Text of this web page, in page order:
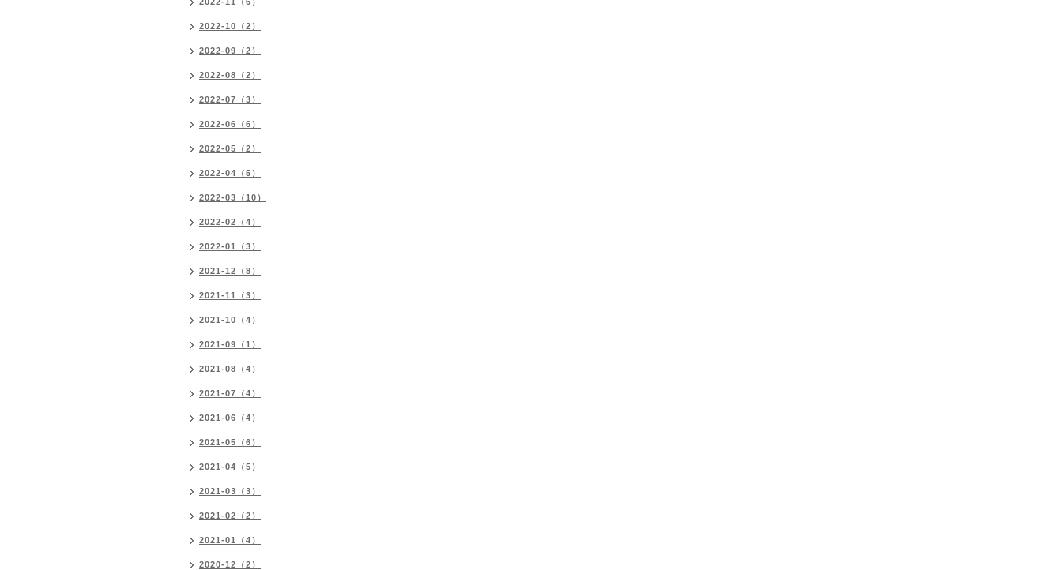
2022-10（2）
2022-09（2）
2022-08（2）
2022-07（3）
2022-06（6）
2022-05（2）
2022-04（5）
2022-03（10）
2022-02（4）
2022-01（3）
2021-12（8）
2021-11（3）
2021-10（4）
2021-09（1）
2021-08（4）
2021-07（4）
2021-06（4）
2021-05（6）
2021-04（5）
2021-03（3）
2021-02（2）
2021-01（4）
2020-12（2）